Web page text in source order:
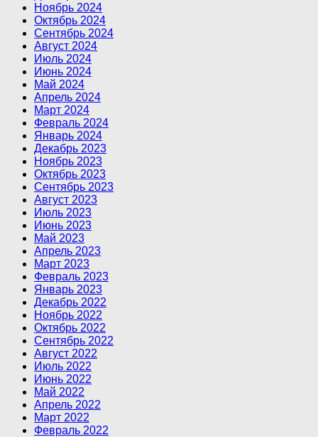
Ноябрь 2024
Октябрь 2024
Сентябрь 2024
Август 2024
Июль 2024
Июнь 2024
Май 2024
Апрель 2024
Март 2024
Февраль 2024
Январь 2024
Декабрь 2023
Ноябрь 2023
Октябрь 2023
Сентябрь 2023
Август 2023
Июль 2023
Июнь 2023
Май 2023
Апрель 2023
Март 2023
Февраль 2023
Январь 2023
Декабрь 2022
Ноябрь 2022
Октябрь 2022
Сентябрь 2022
Август 2022
Июль 2022
Июнь 2022
Май 2022
Апрель 2022
Март 2022
Февраль 2022